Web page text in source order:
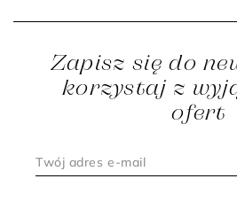
Zapisz się do
korzystaj z
ofert